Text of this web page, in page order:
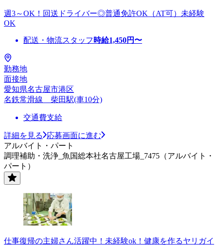
週3～OK！回送ドライバー◎普通免許OK（AT可）未経験
OK
配送・物流スタッフ 時給1,450円〜
勤務地
面接地
愛知県名古屋市港区
名鉄常滑線 柴田駅(車10分)
交通費支給
詳細を見る
応募画面に進む
アルバイト・パート
調理補助・洗浄_魚国総本社名古屋工場_7475（アルバイト・
パート）
仕事復帰の主婦さん活躍中！未経験ok！健康を作るヤリガイ